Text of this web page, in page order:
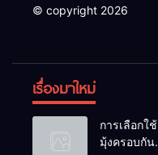
© copyright 2026
เรื่องมาใหม่
การเลือกใช้
มุ้งครอบกัน